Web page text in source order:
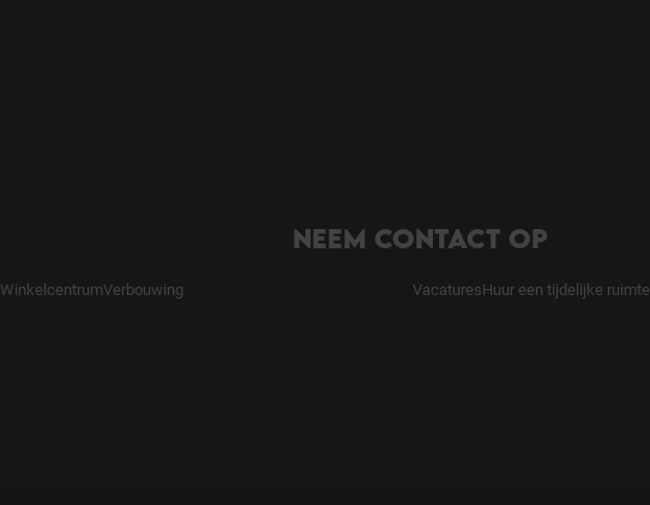
WinkelcentrumVerbouwing
NEEM CONTACT OP
VacaturesHuur een tijdelijke ruimte